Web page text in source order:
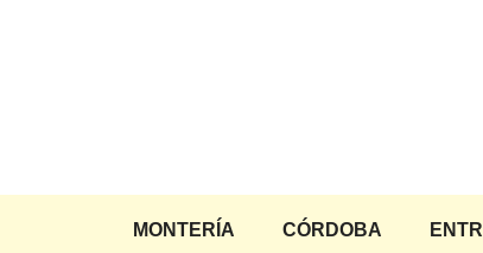
MONTERÍA CÓRDOBA